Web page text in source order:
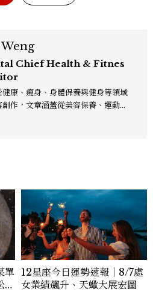
Chief Health & Fitnes
健康、瘦身、身體保養與健身等領域
創作，文章涵蓋從美容保養、運動健
單 12星座今日運勢速報｜8/7處
女業績飆升、天蠍大展宏圖